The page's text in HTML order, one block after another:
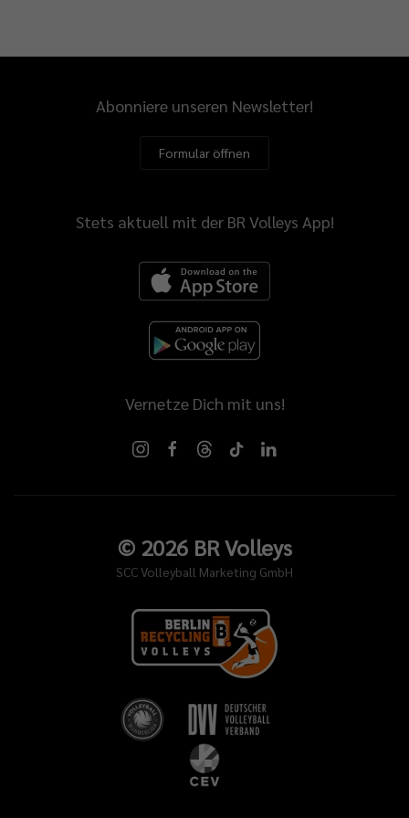
Abonniere unseren Newsletter!
Formular öffnen
Stets aktuell mit der BR Volleys App!
Vernetze Dich mit uns!
© 2026BR Volleys
SCC Volleyball Marketing GmbH